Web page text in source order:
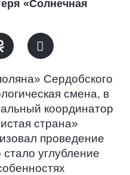
«Солнечная
Сердобского
смена, в
координатор
страна»
проведение
стало углубление